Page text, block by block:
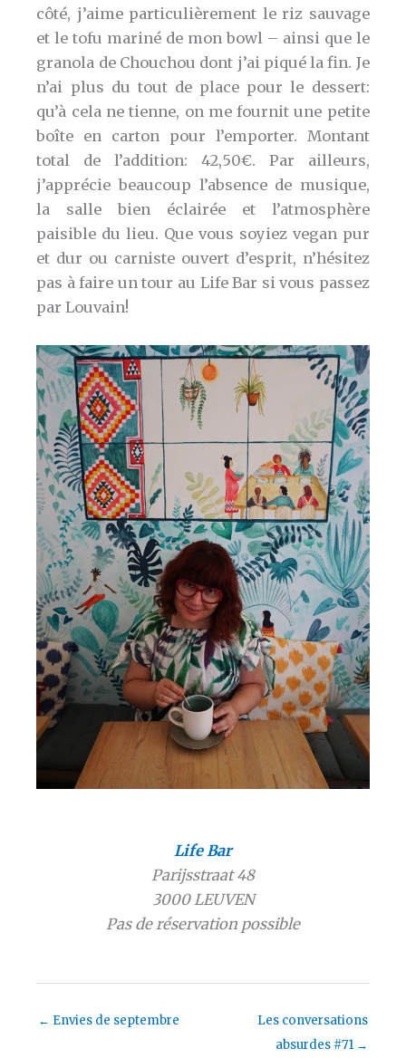
côté, j’aime particulièrement le riz sauvage
et le tofu mariné de mon bowl – ainsi que le
granola de Chouchou dont j’ai piqué la fin. Je
n’ai plus du tout de place pour le dessert:
qu’à cela ne tienne, on me fournit une petite
boîte en carton pour l’emporter. Montant
total de l’addition: 42,50€. Par ailleurs,
j’apprécie beaucoup l’absence de musique,
la salle bien éclairée et l’atmosphère
paisible du lieu. Que vous soyiez vegan pur
et dur ou carniste ouvert d’esprit, n’hésitez
pas à faire un tour au Life Bar si vous passez
par Louvain!
Life Bar
Parijsstraat 48
3000 LEUVEN
Pas de réservation possible
← Envies de septembre
Les conversations
absurdes #71 →